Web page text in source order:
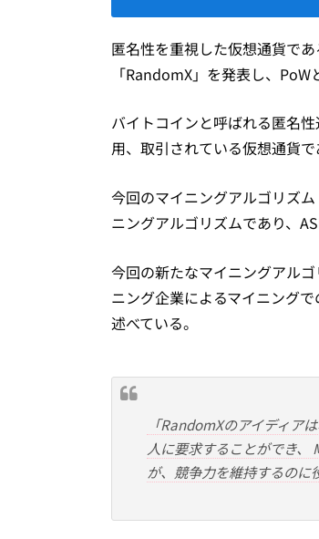
匿名性を重視した仮想通貨で
「RandomX」を発表し、
バイトコインと呼ばれる匿名
用、取引されている仮想通貨で
今回のマイニングアルゴリズ
ニングアルゴリズムであり、
今回の新たなマイニングアル
ニング企業によるマイニング
述べている。
「RandomXのアイディア
人に要求することができ
が、競争力を維持するのに